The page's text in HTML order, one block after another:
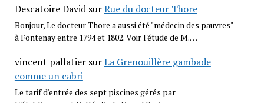
Descatoire DavidsurRue du docteur Thore
Bonjour, Le docteur Thore a aussi été "médecin des pauvres"
à Fontenay entre 1794 et 1802. Voir l'étude de M.…
vincent pallatiersurLa Grenouillère gambade
comme un cabri
Le tarif d'entrée des sept piscines gérés par